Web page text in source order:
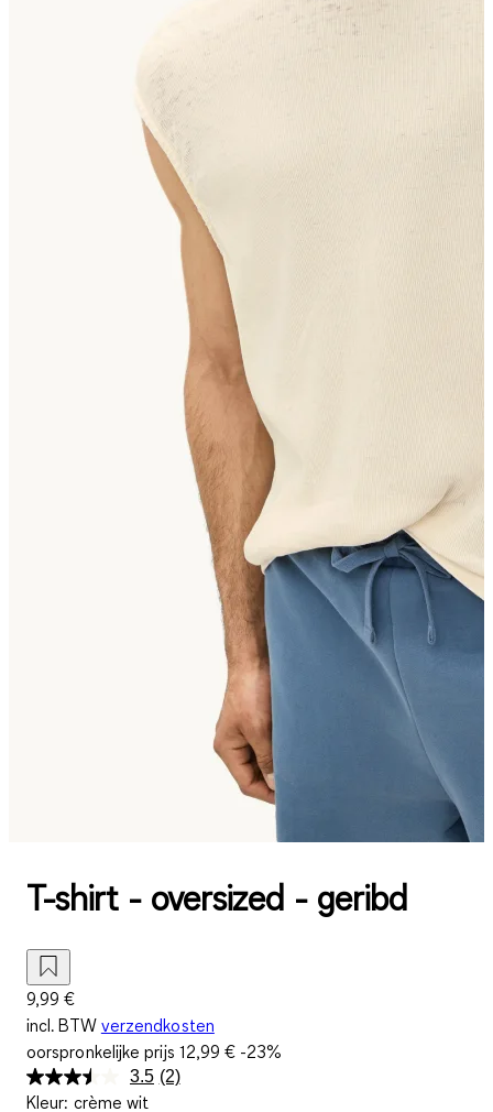
T-shirt - oversized - geribd
9,99 €
incl. BTW verzendkosten
oorspronkelijke prijs 12,99 € -23%
3.5 Lees
(2)
Kleur: crème wit